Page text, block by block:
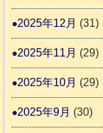
2025年12月 (31)
2025年11月 (29)
2025年10月 (29)
2025年9月 (30)